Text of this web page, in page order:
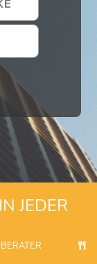
JEDER